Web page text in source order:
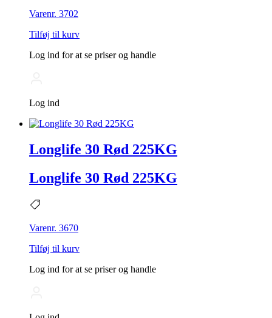
Varenr. 3702
Tilføj til kurv
Log ind for at se priser og handle
Log ind
Longlife 30 Rød 225KG
Longlife 30 Rød 225KG
Varenr. 3670
Tilføj til kurv
Log ind for at se priser og handle